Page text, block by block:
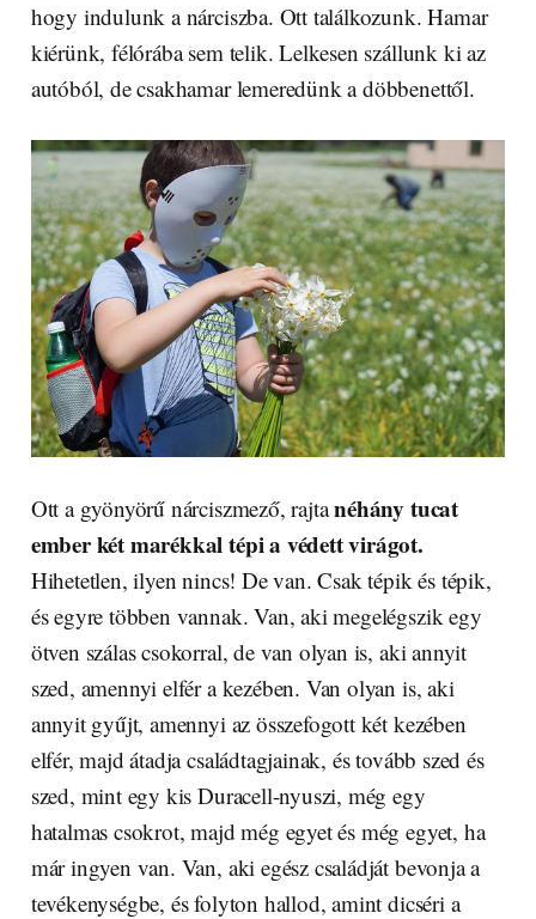
hogy indulunk a nárciszba. Ott találkozunk. Hamar
kiérünk, félórába sem telik. Lelkesen szállunk ki az
autóból, de csakhamar lemeredünk a döbbenettől.
Ott a gyönyörű nárciszmező, rajtanéhány tucat
ember két marékkal tépi a védett virágot.
Hihetetlen, ilyen nincs! De van. Csak tépik és tépik,
és egyre többen vannak. Van, aki megelégszik egy
ötven szálas csokorral, de van olyan is, aki annyit
szed, amennyi elfér a kezében. Van olyan is, aki
annyit gyűjt, amennyi az összefogott két kezében
elfér, majd átadja családtagjainak, és tovább szed és
szed, mint egy kis Duracell-nyuszi, még egy
hatalmas csokrot, majd még egyet és még egyet, ha
már ingyen van. Van, aki egész családját bevonja a
tevékenységbe, és folyton hallod, amint dicséri a